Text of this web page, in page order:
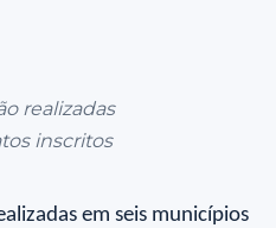
realizadas
inscritos
em seis municípios